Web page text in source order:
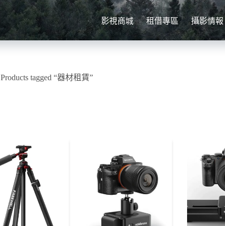
影視商城 租借專區 攝影情報
Products tagged “器材租賃”